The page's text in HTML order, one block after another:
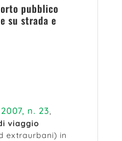
pubblico
su strada e
n. 23,
viaggio
extraurbani) in